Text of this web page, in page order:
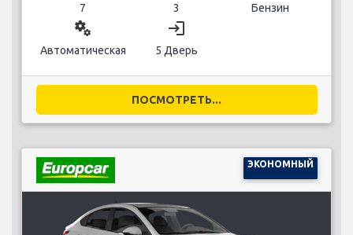
7 3 Бензин
miscellaneous_services
Автоматическая
login
5 Дверь
ПОСМОТРЕТЬ...
ЭКОНОМНЫЙ